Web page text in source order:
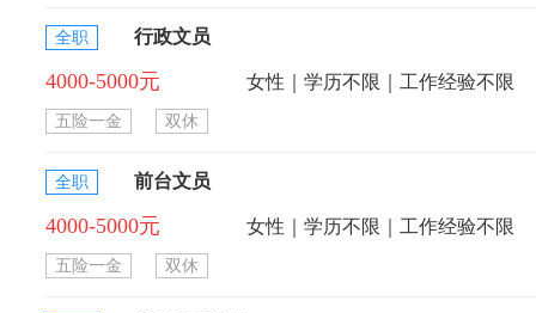
全职 行政文员
4000-5000元 女性｜学历不限｜工作经验不限
五险一金 双休
全职 前台文员
4000-5000元 女性｜学历不限｜工作经验不限
五险一金 双休